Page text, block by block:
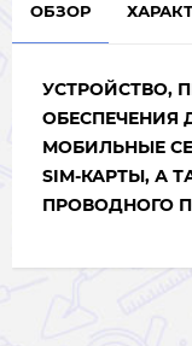
ОБЗОР
УСТРОЙСТВО,
ОБЕСПЕЧЕНИЯ
МОБИЛЬНЫЕ
SIM-КАРТЫ, А
ПРОВОДНОГО